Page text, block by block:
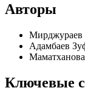
Авторы
Мирджураев
Адамбаев
Ключевые